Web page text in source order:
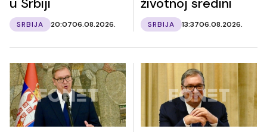
u Srbiji
SRBIJA 20:0706.08.2026.
životnoj sredini
SRBIJA 13:3706.08.2026.